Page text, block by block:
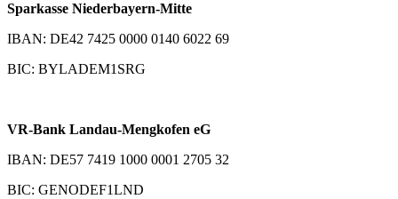
Sparkasse Niederbayern-Mitte
IBAN: DE42 7425 0000 0140 6022 69
BIC: BYLADEM1SRG
VR-Bank Landau-Mengkofen eG
IBAN: DE57 7419 1000 0001 2705 32
BIC: GENODEF1LND